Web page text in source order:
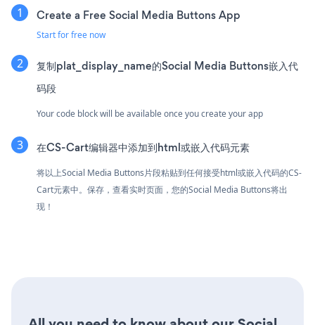
Create a Free Social Media Buttons App
Start for free now
复制plat_display_name的Social Media Buttons嵌入代
码段
Your code block will be available once you create your app
在CS-Cart编辑器中添加到html或嵌入代码元素
将以上Social Media Buttons片段粘贴到任何接受html或嵌入代码的CS-
Cart元素中。保存，查看实时页面，您的Social Media Buttons将出
现！